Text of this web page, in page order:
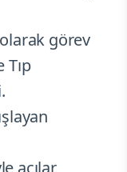
görev
Tıp
acılar